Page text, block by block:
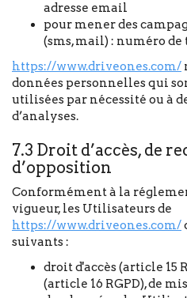
adresse email
pour mener des
(sms, mail) : numéro
https://www.driveones.com/
données personnelles qui
utilisées par nécessité ou à
d’analyses.
7.3 Droit d’accès, de
d’opposition
Conformément à la
vigueur, les Utilisateurs de
https://www.driveones.com/
suivants :
droit d'accès (article 15
(article 16 RGPD), de